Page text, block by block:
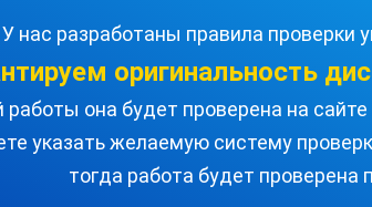
У нас разработаны правила проверки
оригинальность
работы она будет проверена на
указать желаемую систему
тогда работа будет проверена